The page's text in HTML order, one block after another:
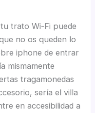
trato Wi-Fi puede
no os queden lo
iphone de entrar
mismamente
tragamonedas
serí­a el villa
en accesibilidad a